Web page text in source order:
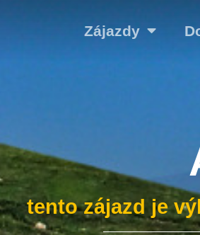
Zájazdy
tento zájazd je